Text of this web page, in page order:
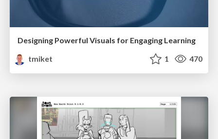
Designing Powerful Visuals for Engaging Learning
tmiket
1 470